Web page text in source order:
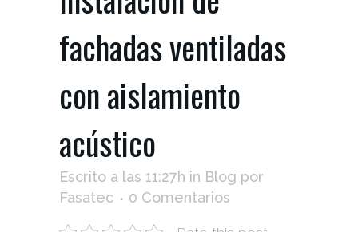
fachadas ventiladas
con aislamiento
acústico
Escrito a las 11:27h in Blog por
Fasatec
0 Comentarios